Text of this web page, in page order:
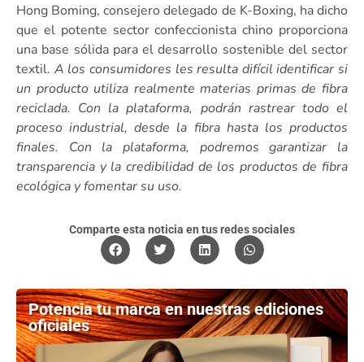
Hong Boming, consejero delegado de K-Boxing, ha dicho
que el potente sector confeccionista chino proporciona
una base sólida para el desarrollo sostenible del sector
textil. A los consumidores les resulta difícil identificar si
un producto utiliza realmente materias primas de fibra
reciclada. Con la plataforma, podrán rastrear todo el
proceso industrial, desde la fibra hasta los productos
finales. Con la plataforma, podremos garantizar la
transparencia y la credibilidad de los productos de fibra
ecológica y fomentar su uso.
Comparte esta noticia en tus redes sociales
Potencia tu marca en nuestras ediciones
oficiales